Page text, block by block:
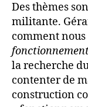
Des thèmes
militante.
comment nous
la recherche
contenter de
construction